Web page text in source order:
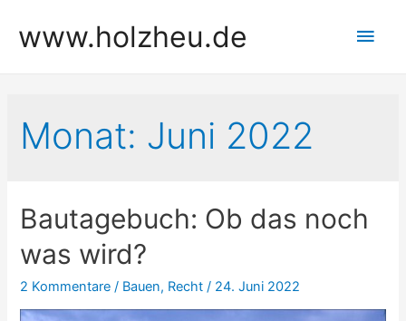
Inhaltwww.holzheu.de
Monat: Juni 2022
Bautagebuch: Ob das noch
was wird?
2 Kommentare / Bauen, Recht / 24. Juni 2022